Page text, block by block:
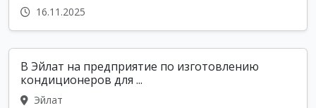
16.11.2025
В Эйлат на предприятие по изготовлению
кондиционеров для ...
Эйлат